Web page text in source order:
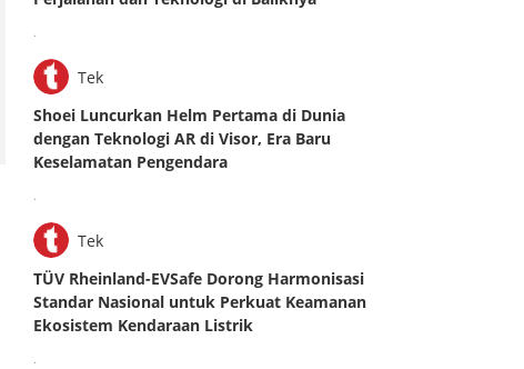
.
Tek
Shoei Luncurkan Helm Pertama di Dunia
dengan Teknologi AR di Visor, Era Baru
Keselamatan Pengendara
.
Tek
TÜV Rheinland-EVSafe Dorong Harmonisasi
Standar Nasional untuk Perkuat Keamanan
Ekosistem Kendaraan Listrik
.